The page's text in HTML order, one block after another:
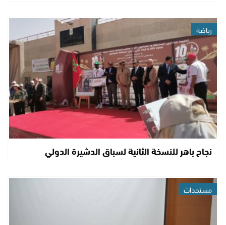
رياضة
نجاح باهر للنسخة الثانية لسباق الدشيرة الدولي
مستجدات